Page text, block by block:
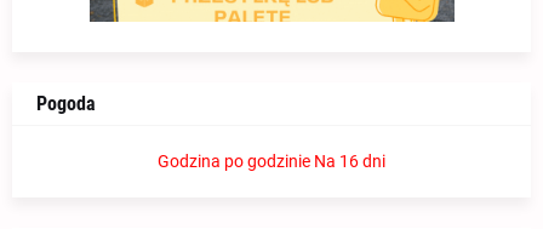
Pogoda
Godzina po godzinie Na 16 dni